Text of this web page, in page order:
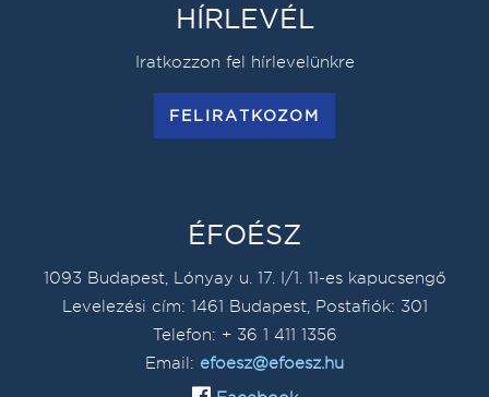
HÍRLEVÉL
Iratkozzon fel hírlevelünkre
FELIRATKOZOM
ÉFOÉSZ
1093 Budapest, Lónyay u. 17. I/1. 11-es kapucsengő
Levelezési cím: 1461 Budapest, Postafiók: 301
Telefon: + 36 1 411 1356
Email: efoesz@efoesz.hu